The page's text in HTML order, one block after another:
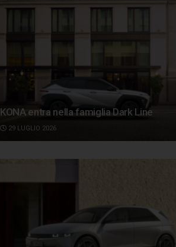
KONA entra nella famiglia Dark Line
29 LUGLIO 2026